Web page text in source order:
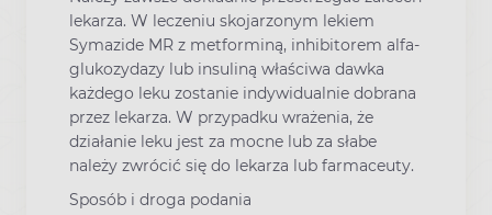
lekarza. W leczeniu skojarzonym lekiem
Symazide MR z metforminą, inhibitorem alfa-
glukozydazy lub insuliną właściwa dawka
każdego leku zostanie indywidualnie dobrana
przez lekarza. W przypadku wrażenia, że
działanie leku jest za mocne lub za słabe
należy zwrócić się do lekarza lub farmaceuty.
Sposób i droga podania